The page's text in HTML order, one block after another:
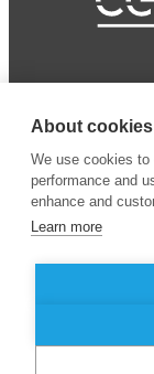
Business
About
We use cookies
performance and
enhance and
Learn more